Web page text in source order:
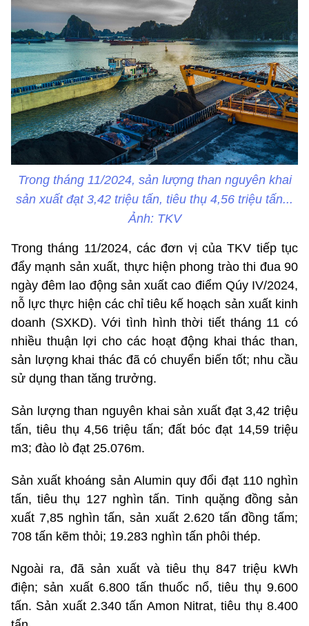
Trong tháng 11/2024, sản lượng than nguyên khai
sản xuất đạt 3,42 triệu tấn, tiêu thụ 4,56 triệu tấn...
Ảnh: TKV
Trong tháng 11/2024, các đơn vị của TKV tiếp tục
đẩy mạnh sản xuất, thực hiện phong trào thi đua 90
ngày đêm lao động sản xuất cao điểm Qúy IV/2024,
nỗ lực thực hiện các chỉ tiêu kế hoạch sản xuất kinh
doanh (SXKD). Với tình hình thời tiết tháng 11 có
nhiều thuận lợi cho các hoạt động khai thác than,
sản lượng khai thác đã có chuyển biến tốt; nhu cầu
sử dụng than tăng trưởng.
Sản lượng than nguyên khai sản xuất đạt 3,42 triệu
tấn, tiêu thụ 4,56 triệu tấn; đất bóc đạt 14,59 triệu
m3; đào lò đạt 25.076m.
Sản xuất khoáng sản Alumin quy đổi đạt 110 nghìn
tấn, tiêu thụ 127 nghìn tấn. Tinh quặng đồng sản
xuất 7,85 nghìn tấn, sản xuất 2.620 tấn đồng tấm;
708 tấn kẽm thỏi; 19.283 nghìn tấn phôi thép.
Ngoài ra, đã sản xuất và tiêu thụ 847 triệu kWh
điện; sản xuất 6.800 tấn thuốc nổ, tiêu thụ 9.600
tấn. Sản xuất 2.340 tấn Amon Nitrat, tiêu thụ 8.400